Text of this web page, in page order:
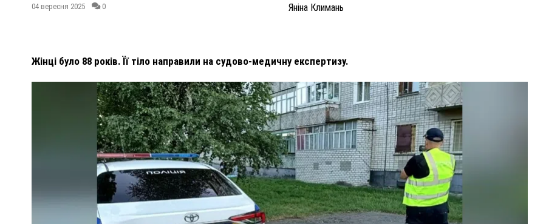
04 вересня 2025 0 Яніна Климань
Жінці було 88 років. Її тіло направили на судово-медичну експертизу.